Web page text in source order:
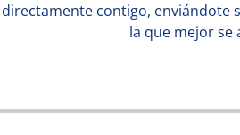
directamente contigo, enviándote
la que mejor se